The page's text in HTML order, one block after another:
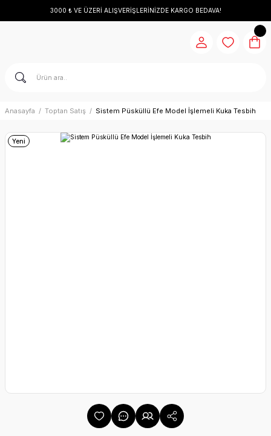
3000 ₺ VE ÜZERİ ALIŞVERİŞLERİNİZDE KARGO BEDAVA!
Anasayfa Toptan Satış Sistem Püsküllü Efe Model İşlemeli Kuka Tesbih
Yeni